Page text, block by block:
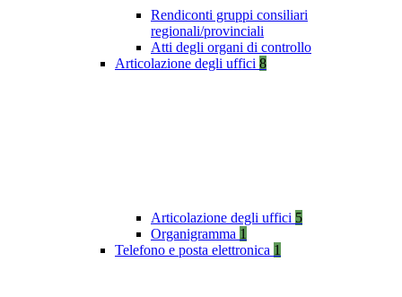
Rendiconti gruppi consiliari
regionali/provinciali
Atti degli organi di controllo
Articolazione degli uffici 8
Articolazione degli uffici 5
Organigramma 1
Telefono e posta elettronica 1